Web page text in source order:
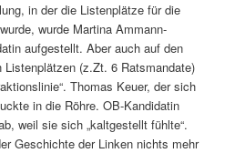
in der die Listenplätze für die
wurde Martina Ammann-
aufgestellt. Aber auch auf den
(z.Zt. 6 Ratsmandate)
Thomas Keuer, der sich
in die Röhre. OB-Kandidatin
weil sie sich „kaltgestellt fühlte“.
Geschichte der Linken nichts mehr